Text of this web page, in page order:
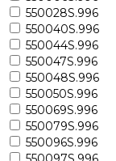
550028S.996
550040S.996
550044S.996
550047S.996
550048S.996
550050S.996
550069S.996
550079S.996
550096S.996